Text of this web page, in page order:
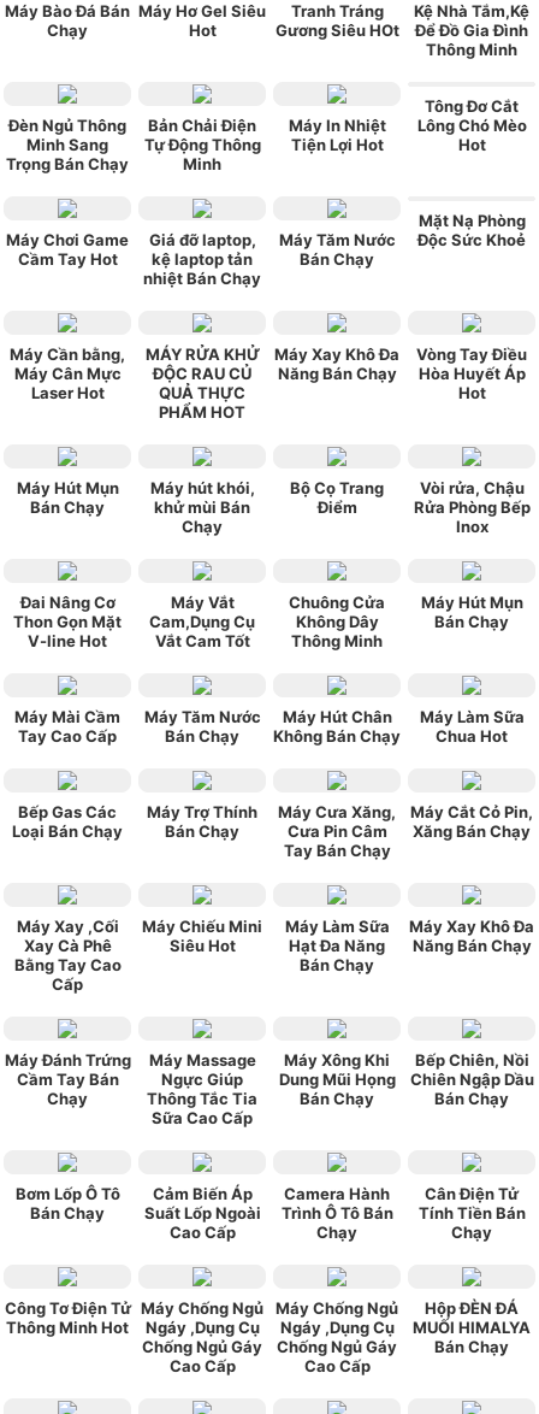
Máy Bào Đá Bán
Chạy
Máy Hơ Gel Siêu
Hot
Tranh Tráng
Gương Siêu HOt
Kệ Nhà Tắm,Kệ
Để Đồ Gia Đình
Thông Minh
Đèn Ngủ Thông
Minh Sang
Trọng Bán Chạy
Bản Chải Điện
Tự Động Thông
Minh
Máy In Nhiệt
Tiện Lợi Hot
Tông Đơ Cắt
Lông Chó Mèo
Hot
Máy Chơi Game
Cầm Tay Hot
Giá đỡ laptop,
kệ laptop tản
nhiệt Bán Chạy
Máy Tăm Nước
Bán Chạy
Mặt Nạ Phòng
Độc Sức Khoẻ
Máy Cần bằng,
Máy Cân Mực
Laser Hot
MÁY RỬA KHỬ
ĐỘC RAU CỦ
QUẢ THỰC
PHẨM HOT
Máy Xay Khô Đa
Năng Bán Chạy
Vòng Tay Điều
Hòa Huyết Áp
Hot
Máy Hút Mụn
Bán Chạy
Máy hút khói,
khử mùi Bán
Chạy
Bộ Cọ Trang
Điểm
Vòi rửa, Chậu
Rửa Phòng Bếp
Inox
Đai Nâng Cơ
Thon Gọn Mặt
V-line Hot
Máy Vắt
Cam,Dụng Cụ
Vắt Cam Tốt
Chuông Cửa
Không Dây
Thông Minh
Máy Hút Mụn
Bán Chạy
Máy Mài Cầm
Tay Cao Cấp
Máy Tăm Nước
Bán Chạy
Máy Hút Chân
Không Bán Chạy
Máy Làm Sữa
Chua Hot
Bếp Gas Các
Loại Bán Chạy
Máy Trợ Thính
Bán Chạy
Máy Cưa Xăng,
Cưa Pin Câm
Tay Bán Chạy
Máy Cắt Cỏ Pin,
Xăng Bán Chạy
Máy Xay ,Cối
Xay Cà Phê
Bằng Tay Cao
Cấp
Máy Chiếu Mini
Siêu Hot
Máy Làm Sữa
Hạt Đa Năng
Bán Chạy
Máy Xay Khô Đa
Năng Bán Chạy
Máy Đánh Trứng
Cầm Tay Bán
Chạy
Máy Massage
Ngực Giúp
Thông Tắc Tia
Sữa Cao Cấp
Máy Xông Khi
Dung Mũi Họng
Bán Chạy
Bếp Chiên, Nồi
Chiên Ngập Dầu
Bán Chạy
Bơm Lốp Ô Tô
Bán Chạy
Cảm Biến Áp
Suất Lốp Ngoài
Cao Cấp
Camera Hành
Trình Ô Tô Bán
Chạy
Cân Điện Tử
Tính Tiền Bán
Chạy
Công Tơ Điện Tử
Thông Minh Hot
Máy Chống Ngủ
Ngáy ,Dụng Cụ
Chống Ngủ Gáy
Cao Cấp
Máy Chống Ngủ
Ngáy ,Dụng Cụ
Chống Ngủ Gáy
Cao Cấp
Hộp ĐÈN ĐÁ
MUỐI HIMALYA
Bán Chạy